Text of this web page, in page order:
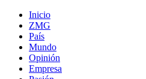
Inicio
ZMG
País
Mundo
Opinión
Empresa